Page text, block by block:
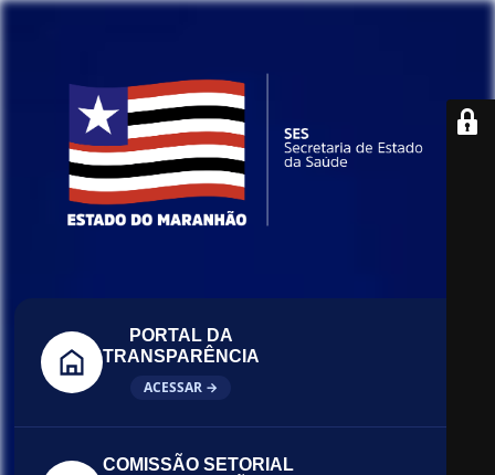
PORTAL DA
TRANSPARÊNCIA
ACESSAR →
COMISSÃO SETORIAL